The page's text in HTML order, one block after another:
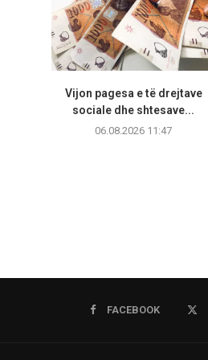
Vijon pagesa e të drejtave
sociale dhe shtesave...
06.08.2026 11:47
FACEBOOK